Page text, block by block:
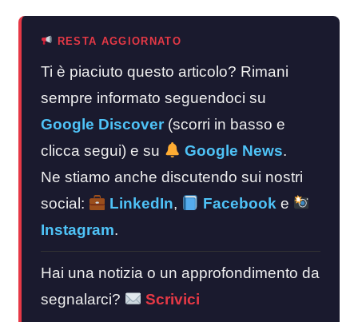
RESTA AGGIORNATO
Ti è piaciuto questo articolo? Rimani
sempre informato seguendoci su
Google Discover (scorri in basso e
clicca segui) e su
Google News.
Ne stiamo anche discutendo sui nostri
social:
LinkedIn, Facebook e
Instagram.
Hai una notizia o un approfondimento da
segnalarci?
Scrivici